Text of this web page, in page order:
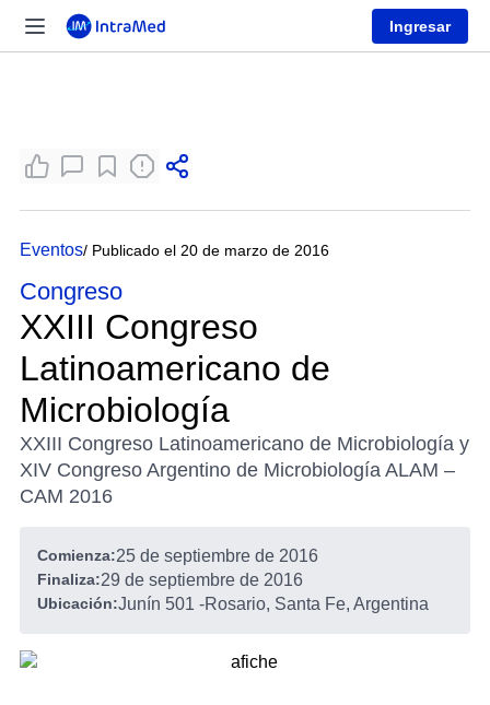
Ingresar
Eventos/ Publicado el 20 de marzo de 2016
Congreso
XXIII Congreso
Latinoamericano de
Microbiología
XXIII Congreso Latinoamericano de Microbiología y
XIV Congreso Argentino de Microbiología ALAM –
CAM 2016
Comienza:25 de septiembre de 2016
Finaliza:29 de septiembre de 2016
Ubicación:Junín 501 -Rosario, Santa Fe, Argentina